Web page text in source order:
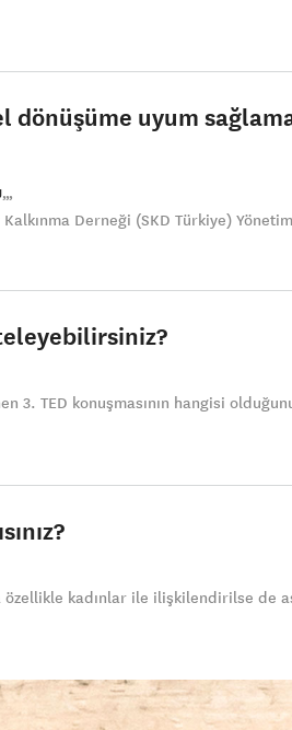
uyum
Derneği (SKD Türkiye)
3. TED konuşmasının hangisi
özellikle kadınlar ile ilişkilendirilse de